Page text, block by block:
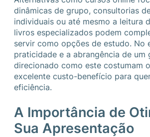
dinâmicas de grupo, consultorias
individuais ou até mesmo a leitura
livros especializados podem
servir como opções de estudo. No
praticidade e a abrangência de um
direcionado como este costumam
excelente custo-benefício para
eficiência.
A Importância de
Sua Apresentação